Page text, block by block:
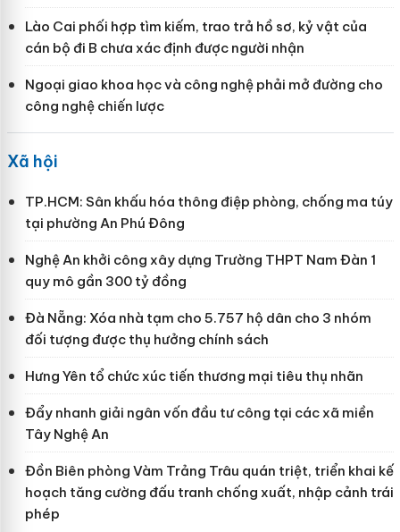
Lào Cai phối hợp tìm kiếm, trao trả hồ sơ, kỷ vật của
cán bộ đi B chưa xác định được người nhận
Ngoại giao khoa học và công nghệ phải mở đường cho
công nghệ chiến lược
Xã hội
TP.HCM: Sân khấu hóa thông điệp phòng, chống ma túy
tại phường An Phú Đông
Nghệ An khởi công xây dựng Trường THPT Nam Đàn 1
quy mô gần 300 tỷ đồng
Đà Nẵng: Xóa nhà tạm cho 5.757 hộ dân cho 3 nhóm
đối tượng được thụ hưởng chính sách
Hưng Yên tổ chức xúc tiến thương mại tiêu thụ nhãn
Đẩy nhanh giải ngân vốn đầu tư công tại các xã miền
Tây Nghệ An
Đồn Biên phòng Vàm Trảng Trâu quán triệt, triển khai kế
hoạch tăng cường đấu tranh chống xuất, nhập cảnh trái
phép